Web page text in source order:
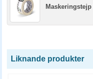
Liknande produkter